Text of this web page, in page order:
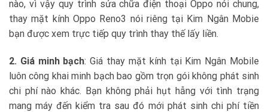
nào, vì vậy quy trình sửa chữa điện thoại Oppo nói chung,
thay mặt kính Oppo Reno3 nói riêng tại Kim Ngân Mobie
bạn được xem trực tiếp quy trình thay thế lấy liền.
2. Giá minh bạch: Giá thay mặt kính tại Kim Ngân Mobile
luôn công khai minh bạch bao gồm trọn gói không phát sinh
chi phí nào khác. Bạn không phải hụt hẫng với tình trạng
mang máy đến kiểm tra sau đó mới phát sinh chi phí tiền